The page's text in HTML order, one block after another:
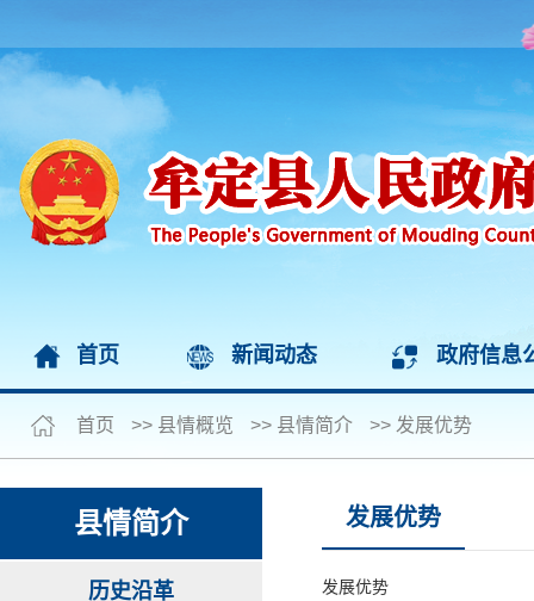
首页 新闻动态 政府信息
首页 >> 县情概览 >> 县情简介 >> 发展优势
县情简介
历史沿革
发展优势
发展优势